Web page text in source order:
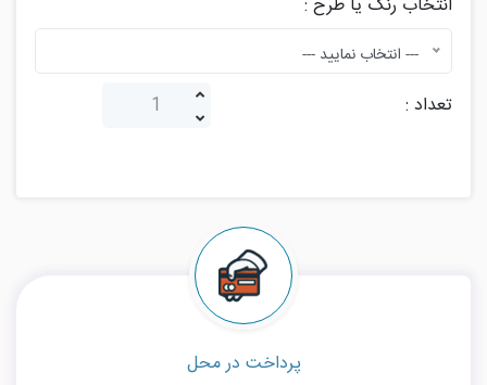
انتخاب رنگ یا طرح :
--- انتخاب نمایید ---
تعداد :
پرداخت در محل